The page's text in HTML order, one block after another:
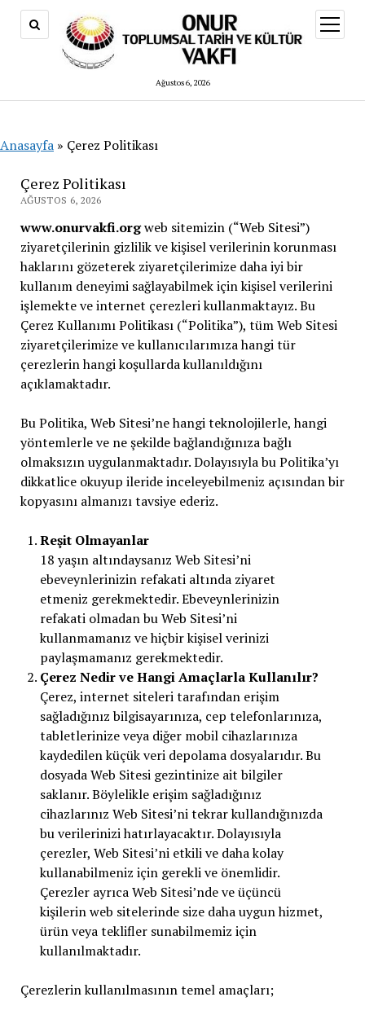
Ağustos 6, 2026
aç
Anasayfa » Çerez Politikası
Çerez Politikası
AĞUSTOS 6, 2026
www.onurvakfi.orgweb sitemizin (“Web Sitesi”)
ziyaretçilerinin gizlilik ve kişisel verilerinin korunması
haklarını gözeterek ziyaretçilerimize daha iyi bir
kullanım deneyimi sağlayabilmek için kişisel verilerini
işlemekte ve internet çerezleri kullanmaktayız. Bu
Çerez Kullanımı Politikası (“Politika”), tüm Web Sitesi
ziyaretçilerimize ve kullanıcılarımıza hangi tür
çerezlerin hangi koşullarda kullanıldığını
açıklamaktadır.
Bu Politika, Web Sitesi’ne hangi teknolojilerle, hangi
yöntemlerle ve ne şekilde bağlandığınıza bağlı
olmaksızın uygulanmaktadır. Dolayısıyla bu Politika’yı
dikkatlice okuyup ileride inceleyebilmeniz açısından bir
kopyasını almanızı tavsiye ederiz.
Reşit Olmayanlar
18 yaşın altındaysanız Web Sitesi’ni
ebeveynlerinizin refakati altında ziyaret
etmeniz gerekmektedir. Ebeveynlerinizin
refakati olmadan bu Web Sitesi’ni
kullanmamanız ve hiçbir kişisel verinizi
paylaşmamanız gerekmektedir.
Çerez Nedir ve Hangi Amaçlarla Kullanılır?
Çerez, internet siteleri tarafından erişim
sağladığınız bilgisayarınıza, cep telefonlarınıza,
tabletlerinize veya diğer mobil cihazlarınıza
kaydedilen küçük veri depolama dosyalarıdır. Bu
dosyada Web Sitesi gezintinize ait bilgiler
saklanır. Böylelikle erişim sağladığınız
cihazlarınız Web Sitesi’ni tekrar kullandığınızda
bu verilerinizi hatırlayacaktır. Dolayısıyla
çerezler, Web Sitesi’ni etkili ve daha kolay
kullanabilmeniz için gerekli ve önemlidir.
Çerezler ayrıca Web Sitesi’nde ve üçüncü
kişilerin web sitelerinde size daha uygun hizmet,
ürün veya teklifler sunabilmemiz için
kullanılmaktadır.
Çerezlerin kullanılmasının temel amaçları;